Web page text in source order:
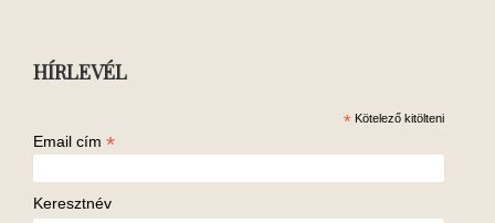
HÍRLEVÉL
* Kötelező kitölteni
Email cím *
Keresztnév